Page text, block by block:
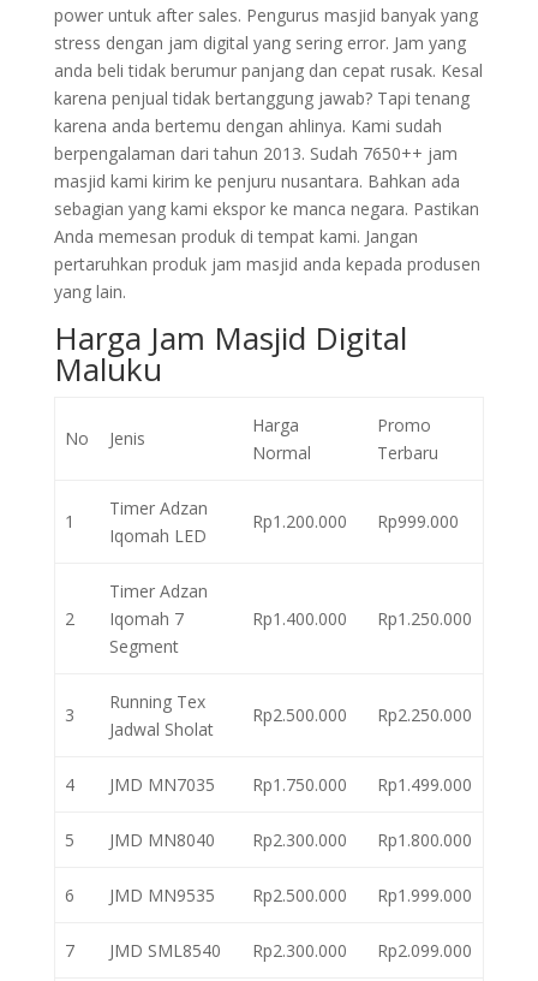
power untuk after sales. Pengurus masjid banyak yang
stress dengan jam digital yang sering error. Jam yang
anda beli tidak berumur panjang dan cepat rusak. Kesal
karena penjual tidak bertanggung jawab? Tapi tenang
karena anda bertemu dengan ahlinya. Kami sudah
berpengalaman dari tahun 2013. Sudah 7650++ jam
masjid kami kirim ke penjuru nusantara. Bahkan ada
sebagian yang kami ekspor ke manca negara. Pastikan
Anda memesan produk di tempat kami. Jangan
pertaruhkan produk jam masjid anda kepada produsen
yang lain.
Harga Jam Masjid Digital
Maluku
No Jenis
Harga
Normal
Promo
Terbaru
1
Timer Adzan
Iqomah LED
Rp1.200.000 Rp999.000
2
Timer Adzan
Iqomah 7
Segment
Rp1.400.000 Rp1.250.000
3
Running Tex
Jadwal Sholat
Rp2.500.000 Rp2.250.000
4 JMD MN7035 Rp1.750.000 Rp1.499.000
5 JMD MN8040 Rp2.300.000 Rp1.800.000
6 JMD MN9535 Rp2.500.000 Rp1.999.000
7 JMD SML8540 Rp2.300.000 Rp2.099.000